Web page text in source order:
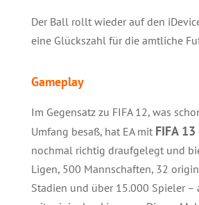
Der Ball rollt wieder auf den
eine Glückszahl für die amtliche
Gameplay
Im Gegensatz zu FIFA 12, was
Umfang besaß, hat EA mit FIFA 13
nochmal richtig draufgelegt und
Ligen, 500 Mannschaften, 32
Stadien und über 15.000 Spieler